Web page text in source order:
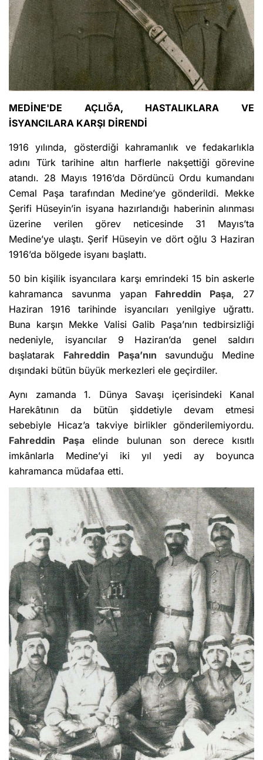
MEDİNE'DE AÇLIĞA, HASTALIKLARA VE
İSYANCILARA KARŞI DİRENDİ
1916 yılında, gösterdiği kahramanlık ve fedakarlıkla
adını Türk tarihine altın harflerle nakşettiği görevine
atandı. 28 Mayıs 1916’da Dördüncü Ordu kumandanı
Cemal Paşa tarafından Medine’ye gönderildi. Mekke
Şerifi Hüseyin’in isyana hazırlandığı haberinin alınması
üzerine verilen görev neticesinde 31 Mayıs’ta
Medine’ye ulaştı. Şerif Hüseyin ve dört oğlu 3 Haziran
1916’da bölgede isyanı başlattı.
50 bin kişilik isyancılara karşı emrindeki 15 bin askerle
kahramanca savunma yapan Fahreddin Paşa, 27
Haziran 1916 tarihinde isyancıları yenilgiye uğrattı.
Buna karşın Mekke Valisi Galib Paşa’nın tedbirsizliği
nedeniyle, isyancılar 9 Haziran’da genel saldırı
başlatarak Fahreddin Paşa’nın savunduğu Medine
dışındaki bütün büyük merkezleri ele geçirdiler.
Aynı zamanda 1. Dünya Savaşı içerisindeki Kanal
Harekâtının da bütün şiddetiyle devam etmesi
sebebiyle Hicaz’a takviye birlikler gönderilemiyordu.
Fahreddin Paşaelinde bulunan son derece kısıtlı
imkânlarla Medine’yi iki yıl yedi ay boyunca
kahramanca müdafaa etti.